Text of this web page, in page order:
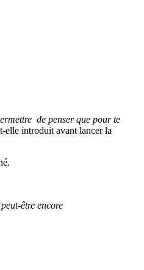
de penser que pour te
elle introduit avant lancer la
être encore